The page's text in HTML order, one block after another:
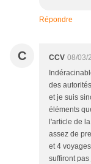
Répondre
C CCV 08/03/
des
et je suis
éléments
l'article de
assez de
et 4
suffiront